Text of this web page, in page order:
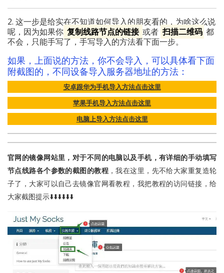
2. 这一步是给实在不知道如何导入的朋友看的，为啥这么说
呢，因为如果你 复制线路节点的链接 或者 扫描二维码 都
不会，只能手写了，手写导入的方法看下面一步。
如果，上面说的方法，你不会导入，可以具体看下面
附截图的，不同设备导入服务器地址的方法：
安卓跟华为手机导入方法点击这里
苹果手机导入方法点击这里
电脑上导入方法点击这里
官网的镜像网站里，对于不同的电脑以及手机，有详细的手动填写
节点线路各个参数的截图的教程 ，我在这里，先不给大家重复造轮
子了，大家可以自己去镜像官网看教程，我把教程的访问链接，给
大家截图提示⬇️⬇️⬇️⬇️⬇️⬇️